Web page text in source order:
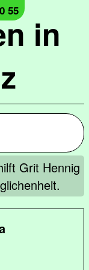
in
55
Grit Hennig